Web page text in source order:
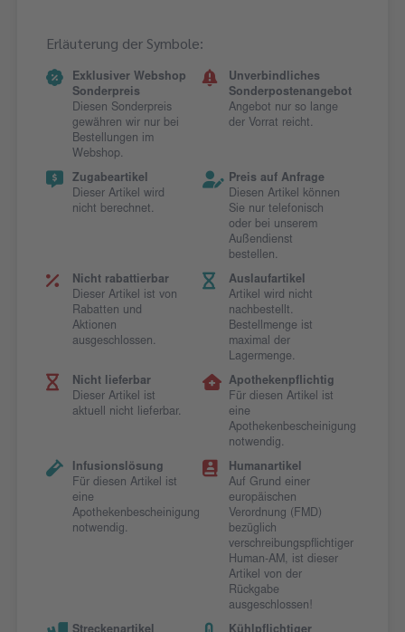
Erläuterung der Symbole:
Exklusiver Webshop
Sonderpreis
Diesen Sonderpreis
gewähren wir nur bei
Bestellungen im
Webshop.
Unverbindliches
Sonderpostenangebot
Angebot nur so lange
der Vorrat reicht.
Zugabeartikel
Dieser Artikel wird
nicht berechnet.
Preis auf Anfrage
Diesen Artikel können
Sie nur telefonisch
oder bei unserem
Außendienst
bestellen.
Nicht rabattierbar
Dieser Artikel ist von
Rabatten und
Aktionen
ausgeschlossen.
Auslaufartikel
Artikel wird nicht
nachbestellt.
Bestellmenge ist
maximal der
Lagermenge.
Nicht lieferbar
Dieser Artikel ist
aktuell nicht lieferbar.
Apothekenpflichtig
Für diesen Artikel ist
eine
Apothekenbescheinigung
notwendig.
Infusionslösung
Für diesen Artikel ist
eine
Apothekenbescheinigung
notwendig.
Humanartikel
Auf Grund einer
europäischen
Verordnung (FMD)
bezüglich
verschreibungspflichtiger
Human-AM, ist dieser
Artikel von der
Rückgabe
ausgeschlossen!